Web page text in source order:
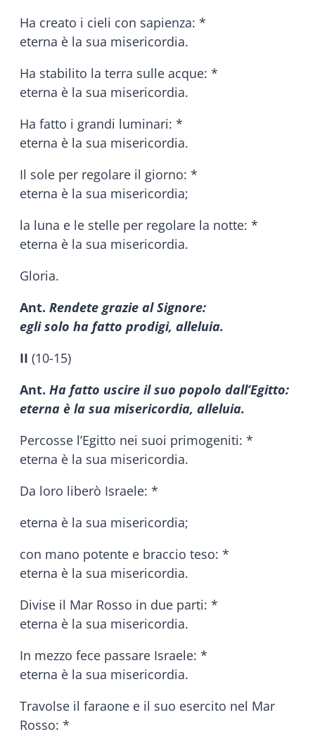
Ha creato i cieli con sapienza: *
eterna è la sua misericordia.
Ha stabilito la terra sulle acque: *
eterna è la sua misericordia.
Ha fatto i grandi luminari: *
eterna è la sua misericordia.
Il sole per regolare il giorno: *
eterna è la sua misericordia;
la luna e le stelle per regolare la notte: *
eterna è la sua misericordia.
Gloria.
Ant. Rendete grazie al Signore:
egli solo ha fatto prodigi, alleluia.
II (10-15)
Ant. Ha fatto uscire il suo popolo dall’Egitto:
eterna è la sua misericordia, alleluia.
Percosse l’Egitto nei suoi primogeniti: *
eterna è la sua misericordia.
Da loro liberò Israele: *
eterna è la sua misericordia;
con mano potente e braccio teso: *
eterna è la sua misericordia.
Divise il Mar Rosso in due parti: *
eterna è la sua misericordia.
In mezzo fece passare Israele: *
eterna è la sua misericordia.
Travolse il faraone e il suo esercito nel Mar
Rosso: *